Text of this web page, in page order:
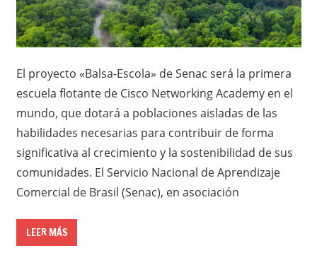
El proyecto «Balsa-Escola» de Senac será la primera
escuela flotante de Cisco Networking Academy en el
mundo, que dotará a poblaciones aisladas de las
habilidades necesarias para contribuir de forma
significativa al crecimiento y la sostenibilidad de sus
comunidades. El Servicio Nacional de Aprendizaje
Comercial de Brasil (Senac), en asociación
LEER MÁS